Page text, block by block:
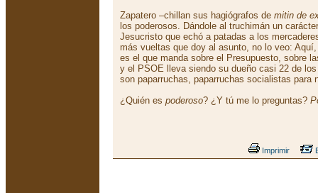
Zapatero –chillan sus hagiógrafos de mitin de
los poderosos. Dándole al truchimán un
Jesucristo que echó a patadas a los
más vueltas que doy al asunto, no lo veo:
es el que manda sobre el Presupuesto, sobre
y el PSOE lleva siendo su dueño casi 22 de
son paparruchas, paparruchas socialistas para
¿Quién es poderoso? ¿Y tú me lo preguntas?
Imprimir